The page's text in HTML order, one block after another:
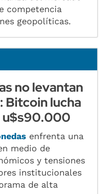
competencia
geopolíticas.
no levantan
Bitcoin lucha
u$s90.000
enfrenta una
medio de
y tensiones
institucionales
de alta